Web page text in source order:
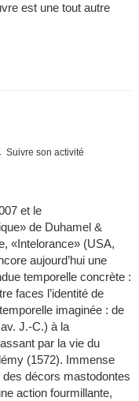
est une tout autre
Suivre son activité
et le
de Duhamel &
«Intelorance» (USA,
aujourd’hui une
temporelle concrète :
faces l’identité de
imaginée : de
J.-C.) à la
par la vie du
(1572). Immense
décors mastodontes
action fourmillante,